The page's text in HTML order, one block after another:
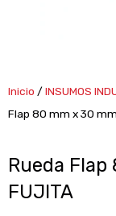
Inicio /INSUMOS
Flap 80 mm x 30 mm
Rueda
FUJITA